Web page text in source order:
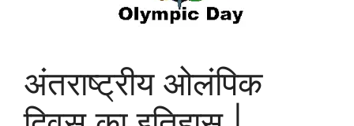
अंतराष्ट्रीय ओलंपिक